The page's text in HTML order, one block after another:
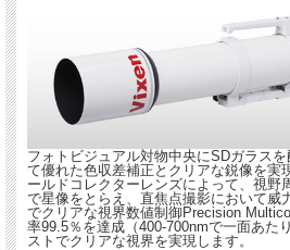
フォトビジュアル対物中央にSDガラス
て優れた色収差補正とクリアな鋭像を実
ールドコレクターレンズによって、視野
で星像をとらえ、直焦点撮影において威
でクリアな視界数値制御Precision
率99.5％を達成（400-700nmで一面あた
ストでクリアな視界を実現します。